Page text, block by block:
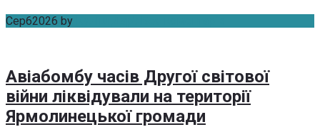
Сер62026 by
Авіабомбу часів Другої світової
війни ліквідували на території
Ярмолинецької громади